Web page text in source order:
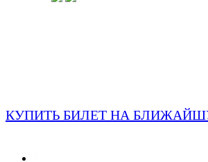
КУПИТЬ БИЛЕТ НА